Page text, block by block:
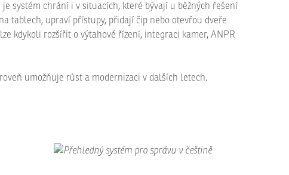
systém chrání i v situacích, které bývají u běžných řešení
tablech, upraví přístupy, přidají čip nebo otevřou dveře
kdykoli rozšířit o výtahové řízení, integraci kamer, ANPR
umožňuje růst a modernizaci v dalších letech.